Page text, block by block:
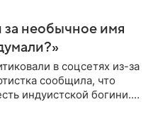
за необычное имя
в соцсетях из-за
сообщила, что
индуистской богини.